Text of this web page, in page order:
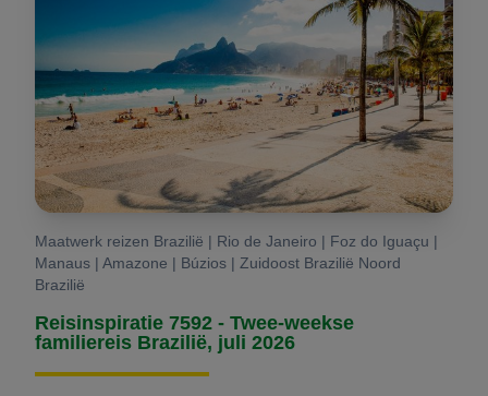
Maatwerk reizen Brazilië | Rio de Janeiro | Foz do Iguaçu |
Manaus | Amazone | Búzios | Zuidoost Brazilië Noord
Brazilië
Reisinspiratie 7592 - Twee-weekse
familiereis Brazilië, juli 2026